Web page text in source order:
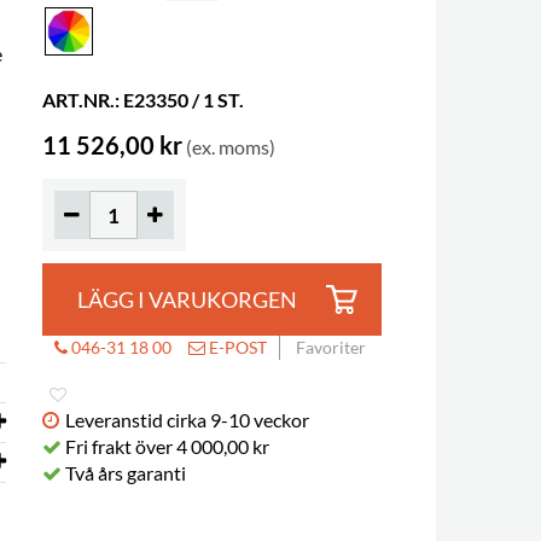
ART.NR.: E23350 / 1 ST.
11 526,00 kr (ex. moms)
LÄGG I VARUKORGEN
046-31 18 00 E-POST Favoriter
Leveranstid cirka 9-10 veckor
Fri frakt över 4 000,00 kr
Två års garanti